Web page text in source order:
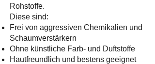
Rohstoffe.
Diese sind:
Frei von aggressiven Chemikalien und
Schaumverstärkern
Ohne künstliche Farb- und Duftstoffe
Hautfreundlich und bestens geeignet